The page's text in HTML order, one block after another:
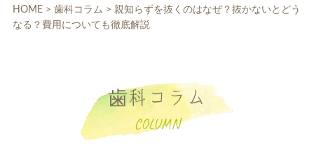
院内設備
HOME > 歯科コラム > 親知らずを抜くのはなぜ？抜かないとどう
なる？費用についても徹底解説
歯科コラム
COLUMN